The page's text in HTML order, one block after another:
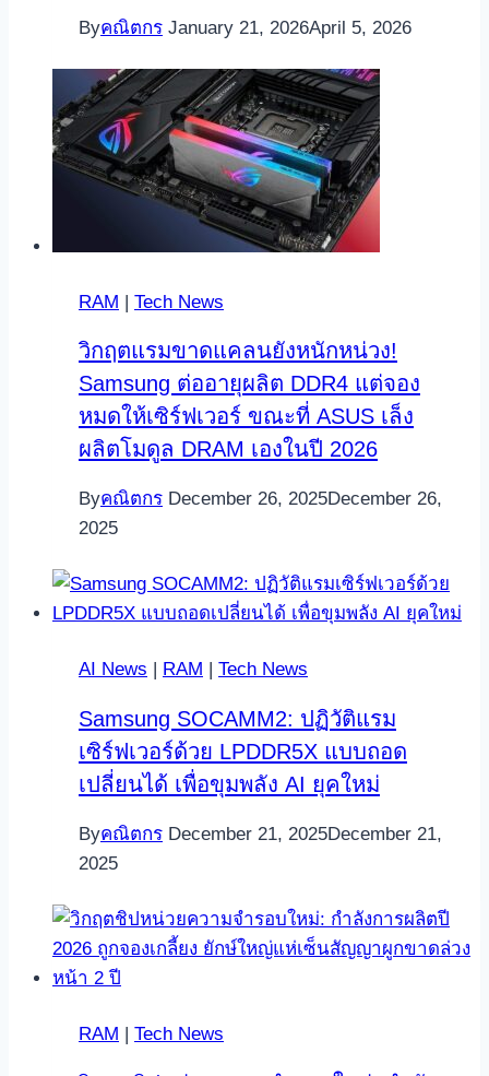
Byคณิตกร January 21, 2026April 5, 2026
RAM | Tech News
วิกฤตแรมขาดแคลนยังหนักหน่วง!
Samsung ต่ออายุผลิต DDR4 แต่จอง
หมดให้เซิร์ฟเวอร์ ขณะที่ ASUS เล็ง
ผลิตโมดูล DRAM เองในปี 2026
Byคณิตกร December 26, 2025December 26,
2025
AI News RAM Tech News
Samsung SOCAMM2: ปฏิวัติแรม
เซิร์ฟเวอร์ด้วย LPDDR5X แบบถอด
เปลี่ยนได้ เพื่อขุมพลัง AI ยุคใหม่
Byคณิตกร December 21, 2025December 21,
2025
RAM Tech News